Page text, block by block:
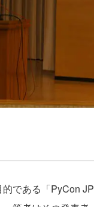
である「PyCon JP